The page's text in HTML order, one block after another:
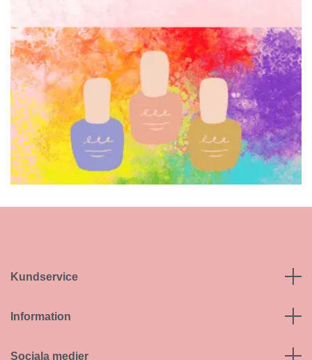
Kundservice
Information
Sociala medier